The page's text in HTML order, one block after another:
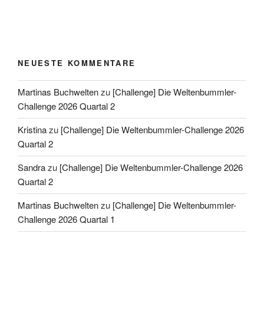
NEUESTE KOMMENTARE
Martinas Buchweltenzu [Challenge] Die Weltenbummler-
Challenge 2026 Quartal 2
Kristinazu [Challenge] Die Weltenbummler-Challenge 2026
Quartal 2
Sandrazu [Challenge] Die Weltenbummler-Challenge 2026
Quartal 2
Martinas Buchweltenzu [Challenge] Die Weltenbummler-
Challenge 2026 Quartal 1